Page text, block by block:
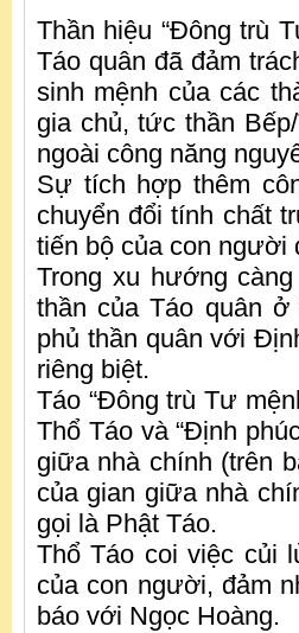
Thần hiệu “Đông trù
Táo quân đã đảm
sinh mệnh của các
gia chủ, tức thần
ngoài công năng
Sự tích hợp thêm
chuyển đổi tính chất
tiến bộ của con người
Trong xu hướng
thần của Táo quân
phủ thần quân với
riêng biệt.
Táo “Đông trù Tư
Thổ Táo và “Định
giữa nhà chính (trên
của gian giữa nhà
gọi là Phật Táo.
Thổ Táo coi việc củi
của con người, đảm
báo với Ngọc Hoàng.